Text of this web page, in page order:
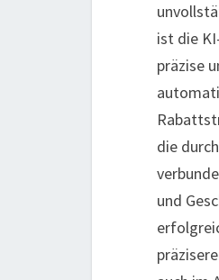
ist die
präzise
die
und